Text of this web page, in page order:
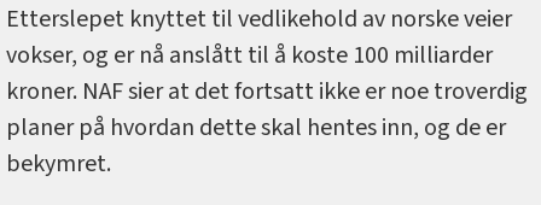
Etterslepet knyttet til vedlikehold av norske veier
vokser, og er nå anslått til å koste 100 milliarder
kroner. NAF sier at det fortsatt ikke er noe troverdig
planer på hvordan dette skal hentes inn, og de er
bekymret.